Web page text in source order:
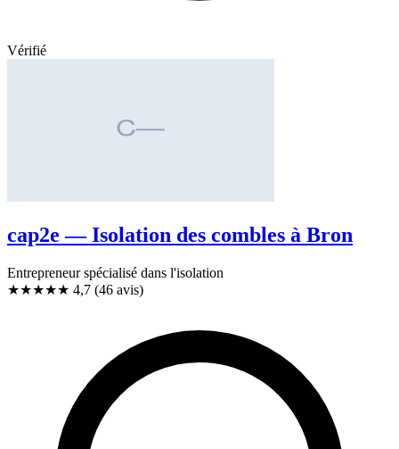
Vérifié
cap2e — Isolation des combles à Bron
Entrepreneur spécialisé dans l'isolation
★★★★★ 4,7 (46 avis)